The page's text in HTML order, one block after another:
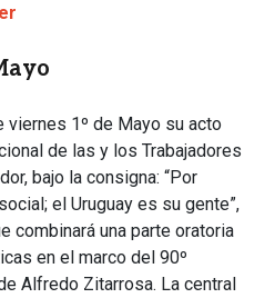
viernes 1º de Mayo su acto
de las y los Trabajadores
bajo la consigna: “Por
el Uruguay es su gente”,
combinará una parte oratoria
en el marco del 90º
Alfredo Zitarrosa. La central